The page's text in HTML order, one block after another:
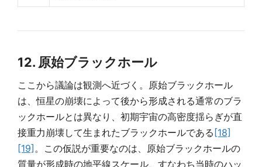
12. 原始ブラックホール
ここから議論は観測へ近づく。原始ブラックホール
は、恒星の崩壊によって後から形成される通常のブラ
ックホールとは異なり、初期宇宙の高密度揺らぎが直
接重力崩壊して生まれたブラックホールである[18]
[19] 。この仮説が重要なのは、原始ブラックホールの
質量が形成時の地平線スケール、すなわち当時のハッ